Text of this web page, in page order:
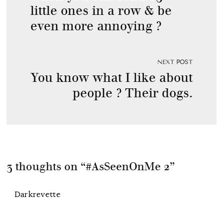
little ones in a row & be
even more annoying ?
NEXT POST
You know what I like about
people ? Their dogs.
3 thoughts on “#AsSeenOnMe 2”
Darkrevette